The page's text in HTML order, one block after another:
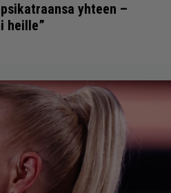
yhteen –
heille”